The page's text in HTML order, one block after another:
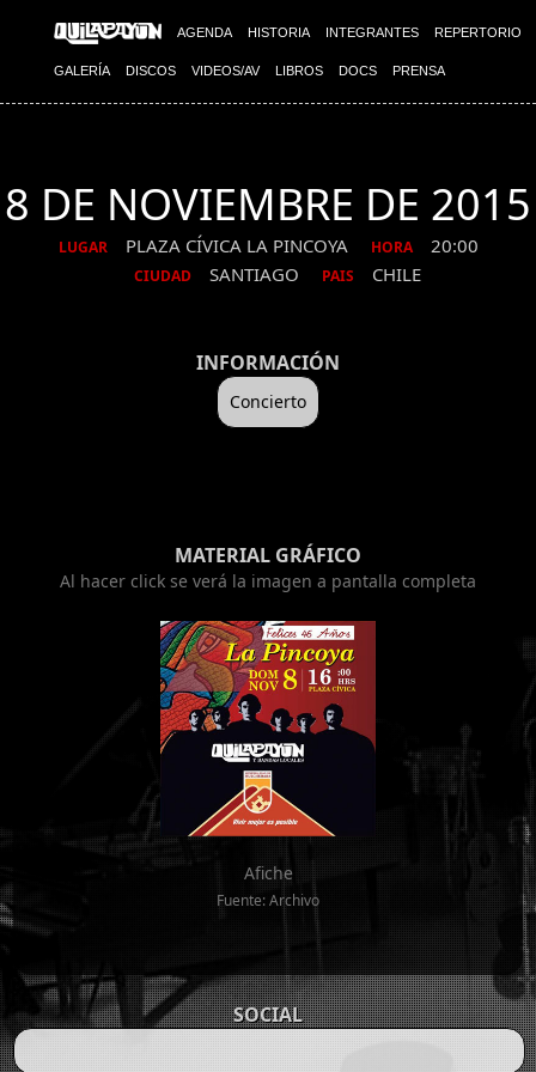
AGENDA HISTORIA INTEGRANTES REPERTORIO
GALERÍA DISCOS VIDEOS/AV LIBROS DOCS PRENSA
8 DE NOVIEMBRE DE 2015
LUGAR PLAZA CÍVICA LA PINCOYA HORA 20:00
CIUDAD SANTIAGO PAIS CHILE
INFORMACIÓN
Concierto
MATERIAL GRÁFICO
Al hacer click se verá la imagen a pantalla completa
Afiche
Fuente: Archivo
SOCIAL